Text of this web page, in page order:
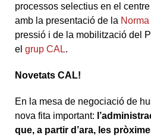
processos selectius en el
amb la presentació de la
pressió i de la mobilització del
el grup CAL.
Novetats CAL!
En la mesa de negociació de
nova fita important:
que, a partir d’ara, les